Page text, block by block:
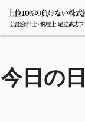
今日の